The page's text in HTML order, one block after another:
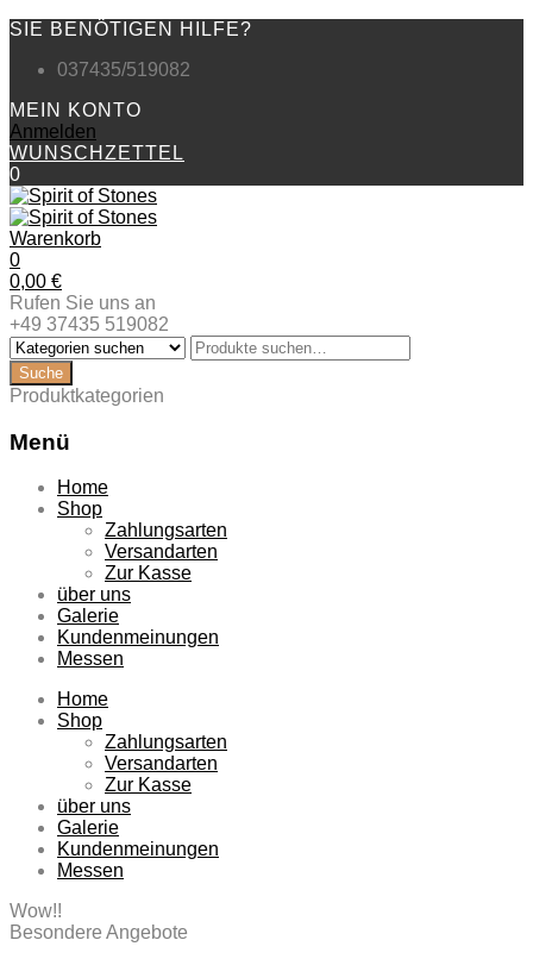
SIE BENÖTIGEN HILFE?
037435/519082
MEIN KONTO
Anmelden
WUNSCHZETTEL
0
Warenkorb
0
0,00 €
Rufen Sie uns an
+49 37435 519082
Produktkategorien
Menü
Zum
Inhalt
Home
Shop
Zahlungsarten
Versandarten
Zur Kasse
über uns
Galerie
Kundenmeinungen
Messen
Home
Shop
Zahlungsarten
Versandarten
Zur Kasse
über uns
Galerie
Kundenmeinungen
Messen
Wow!!
Besondere Angebote